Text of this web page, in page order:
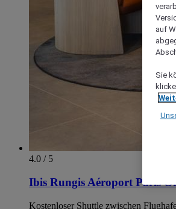
4.0 / 5
Ibis Rungis Aéroport Paris
Kostenloser Shuttle zwischen
auf
Sie